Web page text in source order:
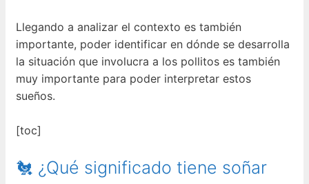
Llegando a analizar el contexto es también
importante, poder identificar en dónde se desarrolla
la situación que involucra a los pollitos es también
muy importante para poder interpretar estos
sueños.
[toc]
🐔 ¿Qué significado tiene soñar